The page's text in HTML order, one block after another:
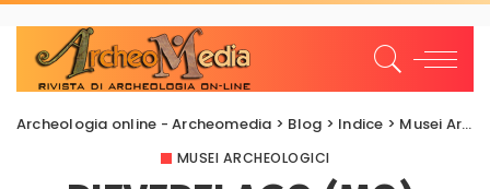
Archeologia online - Archeomedia > Blog > Indice > Musei Archeologici
MUSEI ARCHEOLOGICI